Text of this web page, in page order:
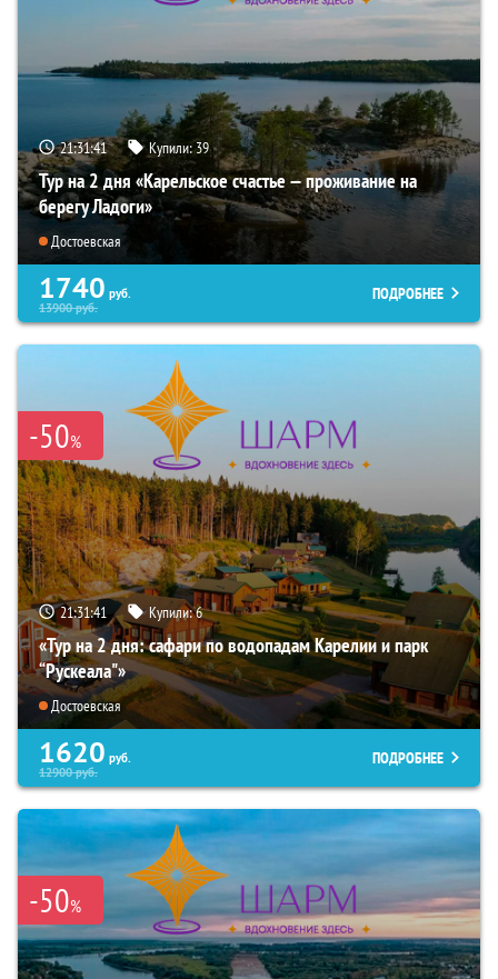
21:31:40 Купили:39
Тур на 2 дня «Карельское счастье — проживание на
берегу Ладоги»
Достоевская
1740 руб.
13900руб.
ПОДРОБНЕЕ
-50%
21:31:40 Купили:6
«Тур на 2 дня: сафари по водопадам Карелии и парк
“Рускеала"»
Достоевская
1620 руб.
12900руб.
ПОДРОБНЕЕ
-50%